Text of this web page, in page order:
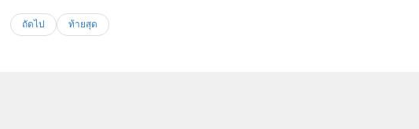
ถัดไป ท้ายสุด